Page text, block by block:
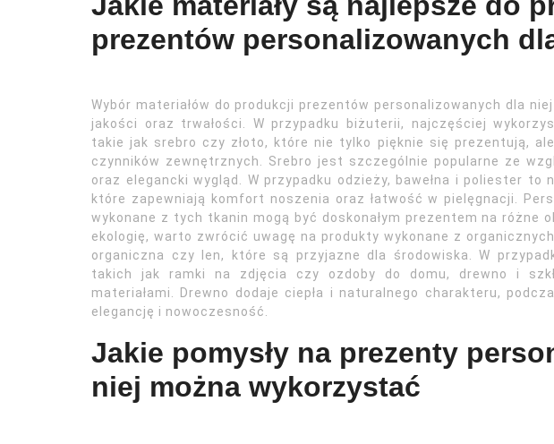
prezentów personalizowanych
Wybór materiałów do produkcji prezentów personalizowanych dla
jakości oraz trwałości. W przypadku biżuterii, najczęściej
takie jak srebro czy złoto, które nie tylko pięknie się prezentują,
czynników zewnętrznych. Srebro jest szczególnie popularne ze
oraz elegancki wygląd. W przypadku odzieży, bawełna i poliester to
które zapewniają komfort noszenia oraz łatwość w pielęgnacji.
wykonane z tych tkanin mogą być doskonałym prezentem na różne
ekologię, warto zwrócić uwagę na produkty wykonane z
organiczna czy len, które są przyjazne dla środowiska. W
takich jak ramki na zdjęcia czy ozdoby do domu, drewno i
materiałami. Drewno dodaje ciepła i naturalnego charakteru,
elegancję i nowoczesność.
Jakie pomysły na prezenty
niej można wykorzystać